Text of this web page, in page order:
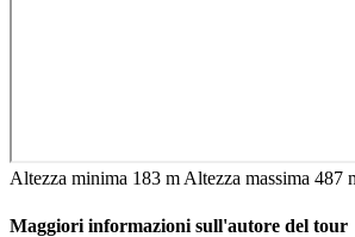
Altezza minima 183 m Altezza massima 487
Maggiori informazioni sull'autore del tour